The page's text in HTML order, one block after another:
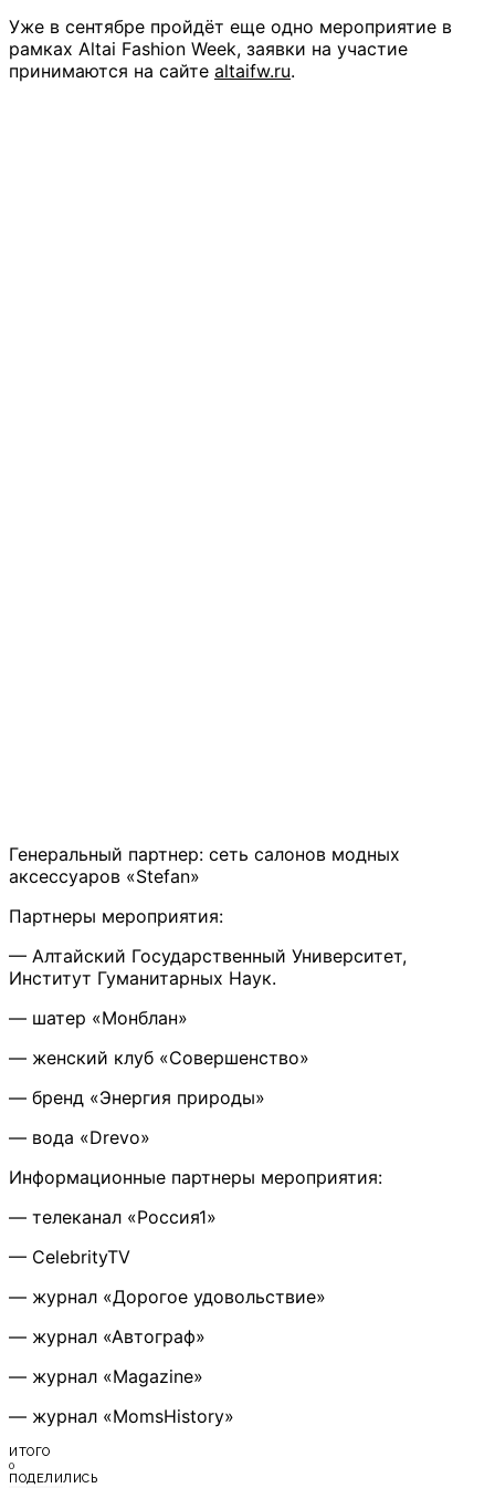
Уже в сентябре пройдёт еще одно мероприятие в
рамках Altai Fashion Week, заявки на участие
принимаются на сайте altaifw.ru.
Генеральный партнер: сеть салонов модных
аксессуаров «Stefan»
Партнеры мероприятия:
— Алтайский Государственный Университет,
Институт Гуманитарных Наук.
— шатер «Монблан»
— женский клуб «Совершенство»
— бренд «Энергия природы»
— вода «Drevo»
Информационные партнеры мероприятия:
— телеканал «Россия1»
— CelebrityTV
— журнал «Дорогое удовольствие»
— журнал «Автограф»
— журнал «Magazine»
— журнал «MomsHistory»
ИТОГО
0
ПОДЕЛИЛИСЬ